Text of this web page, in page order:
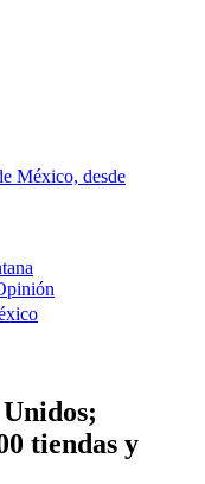
México, desde
tiendas y